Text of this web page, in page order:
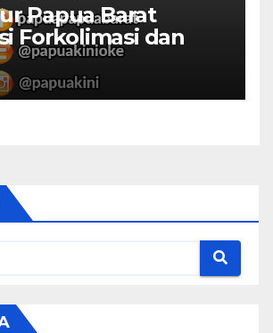
Papua Barat
Forkolimasi dan
Falah